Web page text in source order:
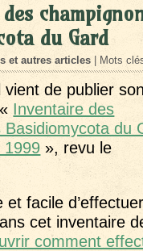
du Gard
et autres articles | Mots
vient de publier son
Inventaire des
Basidiomycota du
1999 », revu le
et facile
cet inventaire
comment